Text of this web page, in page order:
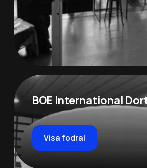
BOE International
Visa fodral